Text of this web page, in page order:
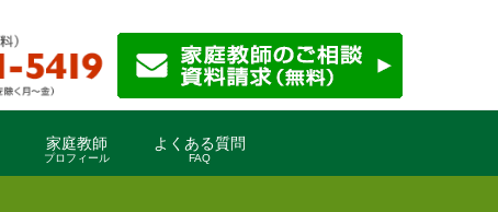
家庭教師
プロフィール
よくある質問
FAQ